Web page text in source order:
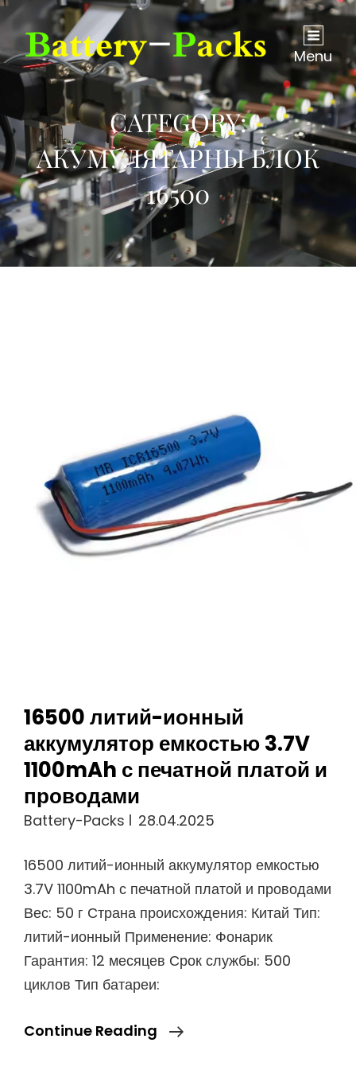
Menu
CATEGORY:
АКУМУЛЯТАРНЫ БЛОК
16500
16500 литий-ионный
аккумулятор емкостью 3.7V
1100mAh с печатной платой и
проводами
Battery-Packs 28.04.2025
16500 литий-ионный аккумулятор емкостью
3.7V 1100mAh с печатной платой и проводами
Вес: 50 г Страна происхождения: Китай Тип:
литий-ионный Применение: Фонарик
Гарантия: 12 месяцев Срок службы: 500
циклов Тип батареи:
Continue Reading
16500